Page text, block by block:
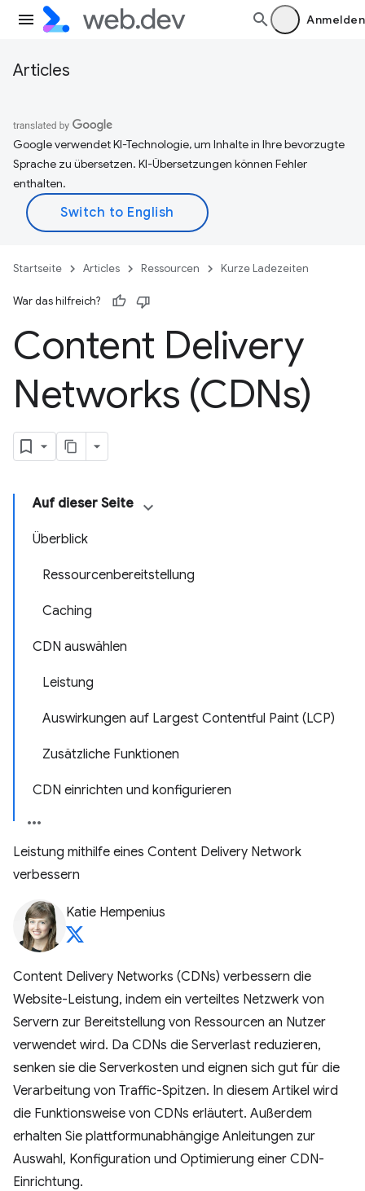
Anmelden
Articles
Google verwendet KI-Technologie, um Inhalte in Ihre bevorzugte
Sprache zu übersetzen. KI-Übersetzungen können Fehler
enthalten.
Startseite Articles Ressourcen Kurze Ladezeiten
War das hilfreich?
Content Delivery
Networks (CDNs)
Auf dieser Seite
Überblick
Ressourcenbereitstellung
Caching
CDN auswählen
Leistung
Auswirkungen auf Largest Contentful Paint (LCP)
Zusätzliche Funktionen
CDN einrichten und konfigurieren
Leistung mithilfe eines Content Delivery Network
verbessern
Katie Hempenius
Content Delivery Networks (CDNs) verbessern die
Website-Leistung, indem ein verteiltes Netzwerk von
Servern zur Bereitstellung von Ressourcen an Nutzer
verwendet wird. Da CDNs die Serverlast reduzieren,
senken sie die Serverkosten und eignen sich gut für die
Verarbeitung von Traffic-Spitzen. In diesem Artikel wird
die Funktionsweise von CDNs erläutert. Außerdem
erhalten Sie plattformunabhängige Anleitungen zur
Auswahl, Konfiguration und Optimierung einer CDN-
Einrichtung.